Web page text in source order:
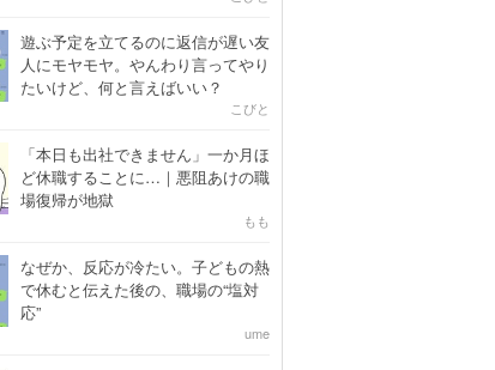
遊ぶ予定を立てるのに返信が遅い友
人にモヤモヤ。やんわり言ってやり
たいけど、何と言えばいい？
こびと
「本日も出社できません」一か月ほ
ど休職することに…｜悪阻あけの職
場復帰が地獄
もも
なぜか、反応が冷たい。子どもの熱
で休むと伝えた後の、職場の“塩対
応”
ume